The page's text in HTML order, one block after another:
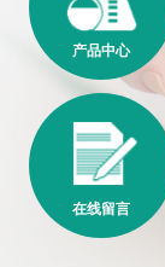
产品中心
在线留言